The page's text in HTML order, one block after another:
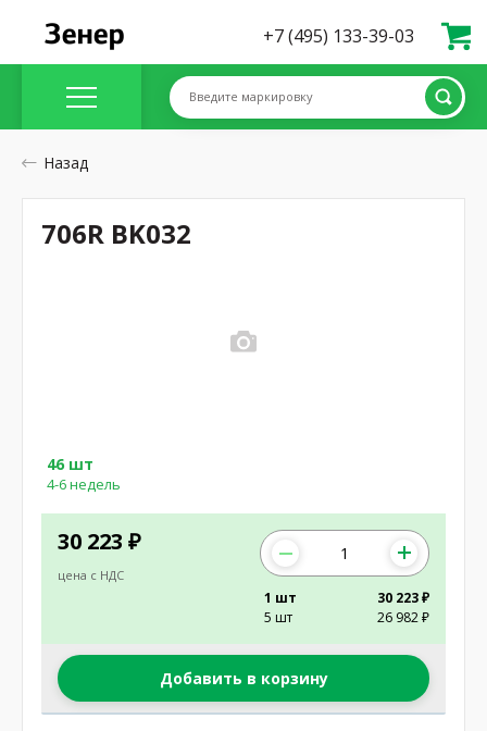
+7 (495) 133-39-03
Введите маркировку
Назад
30 223 ₽
цена с НДС
46 шт
4-6 недель
1 шт
30 223 ₽
5 шт
26 982 ₽
Добавить в корзину
706R BK032